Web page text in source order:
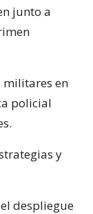
junto a
militares en
policial
y
despliegue